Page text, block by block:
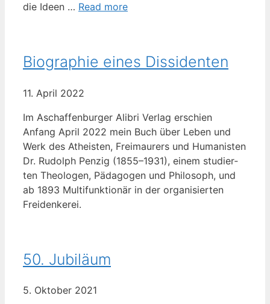
die Ideen … Read more
Biographie eines Dissidenten
11. April 2022
Im Aschaf­fen­bur­ger Ali­bri Ver­lag erschien
Anfang April 2022 mein Buch über Leben und
Werk des Athe­is­ten, Frei­mau­rers und Huma­nis­ten
Dr. Rudolph Pen­zig (1855–1931), einem stu­dier­
ten Theo­lo­gen, Päd­ago­gen und Phi­lo­soph, und
ab 1893 Mul­ti­funk­tio­när in der orga­ni­sier­ten
Freidenkerei.
50. Jubiläum
5. Okto­ber 2021